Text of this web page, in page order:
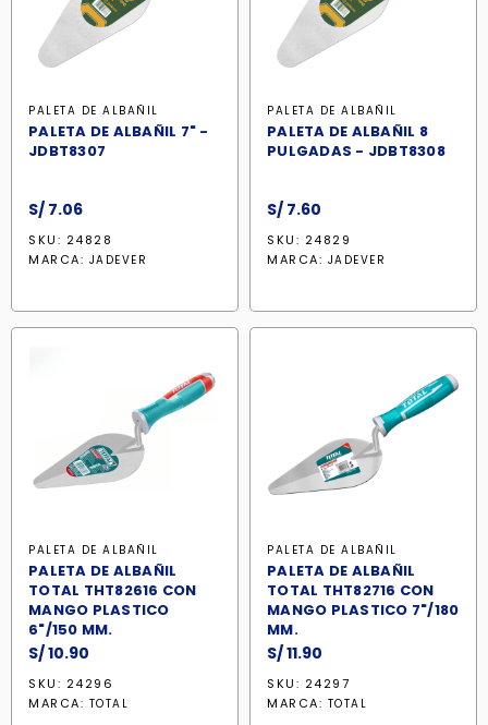
PALETA DE ALBAÑIL
PALETA DE ALBAÑIL 7" -
JDBT8307
S/ 7.06
SKU: 24828
MARCA: JADEVER
PALETA DE ALBAÑIL
PALETA DE ALBAÑIL 8
PULGADAS - JDBT8308
S/ 7.60
SKU: 24829
MARCA: JADEVER
PALETA DE ALBAÑIL
PALETA DE ALBAÑIL
TOTAL THT82616 CON
MANGO PLASTICO
6"/150 MM.
S/10.90
SKU: 24296
MARCA: TOTAL
PALETA DE ALBAÑIL
PALETA DE ALBAÑIL
TOTAL THT82716 CON
MANGO PLASTICO 7"/180
MM.
S/11.90
SKU: 24297
MARCA: TOTAL